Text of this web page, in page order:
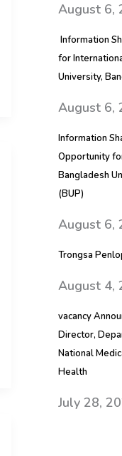
August 6,
Information
for
University,
August 6,
Information
Opportunity
Bangladesh
(BUP)
August 6,
Trongsa
August 4,
vacancy
Director,
National
Health
July 28,